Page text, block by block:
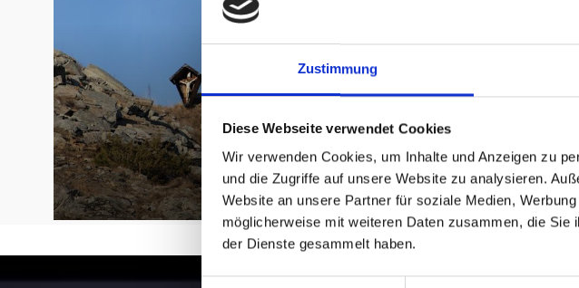
Zustimmung
Diese Webseite verwendet Cookies
Wir verwenden Cookies, um Inhalte und Anzeigen zu
und die Zugriffe auf unsere Website zu analysieren.
Website an unsere Partner für soziale Medien,
möglicherweise mit weiteren Daten zusammen, die
der Dienste gesammelt haben.